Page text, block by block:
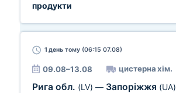
продукти
1 день тому (06:15 07.08)
09.08–13.08 цистерна хім.
Рига обл. (LV) — Запоріжжя (UA)